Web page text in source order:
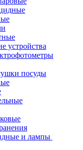
устройства
посуды
и лампы